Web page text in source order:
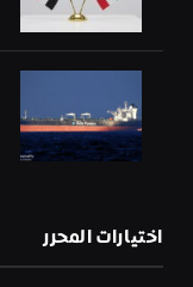
اختيارات المحرر